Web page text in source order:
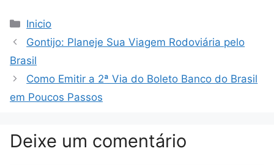
Categorias
Inicio
Gontijo: Planeje Sua Viagem Rodoviária pelo
Brasil
Como Emitir a 2ª Via do Boleto Banco do Brasil
em Poucos Passos
Deixe um comentário